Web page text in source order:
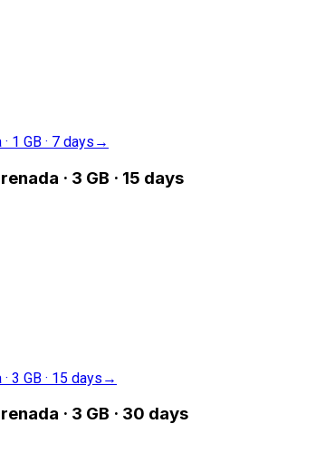
1 GB · 7 days →
· 3 GB · 15 days
3 GB · 15 days →
· 3 GB · 30 days